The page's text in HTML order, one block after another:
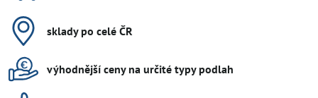
sklady po celé ČR
výhodnější ceny na určité typy podlah